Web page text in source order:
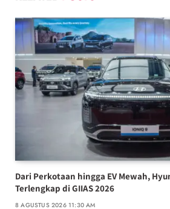
Dari Perkotaan hingga EV Mewah,
Terlengkap di GIIAS 2026
8 AGUSTUS 2026 11:30 AM